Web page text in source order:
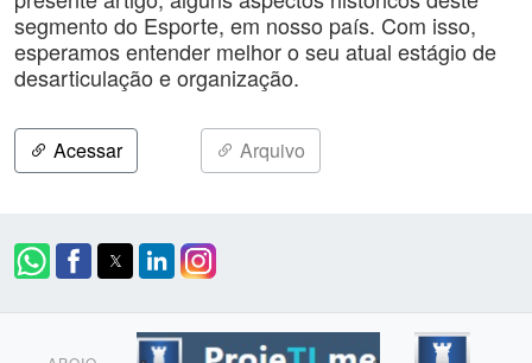
segmento do Esporte, em nosso país. Com isso,
esperamos entender melhor o seu atual estágio de
desarticulação e organização.
Acessar Arquivo